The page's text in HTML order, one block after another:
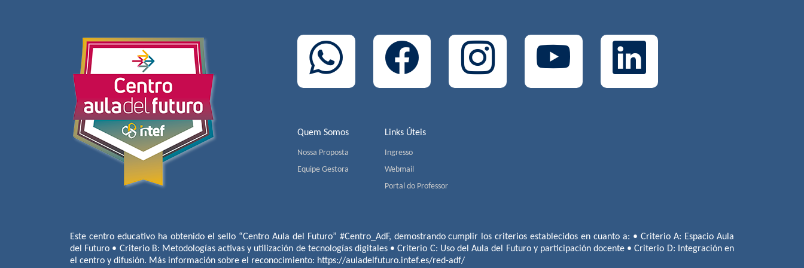
Quem Somos
Nossa Proposta
Equipe Gestora
Links Úteis
Ingresso
Webmail
Portal do Professor
Este centro educativo ha obtenido el sello “Centro Aula del Futuro” #Centro_AdF, demostrando cumplir los criterios establecidos en cuanto a: • Criterio A: Espacio Aula
del Futuro • Criterio B: Metodologías activas y utilización de tecnologías digitales • Criterio C: Uso del Aula del Futuro y participación docente • Criterio D: Integración en
el centro y difusión. Más información sobre el reconocimiento: https://auladelfuturo.intef.es/red-adf/